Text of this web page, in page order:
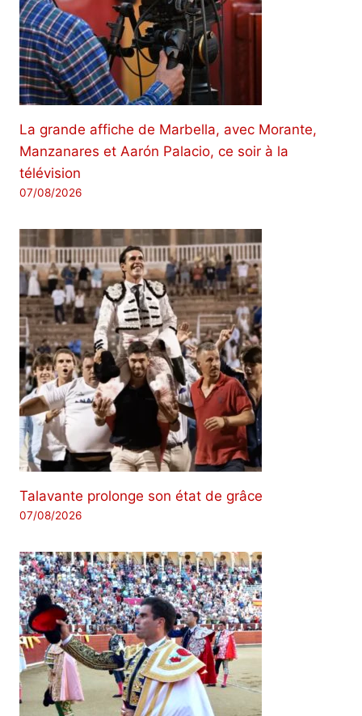
La grande affiche de Marbella, avec Morante,
Manzanares et Aarón Palacio, ce soir à la
télévision
07/08/2026
Talavante prolonge son état de grâce
07/08/2026